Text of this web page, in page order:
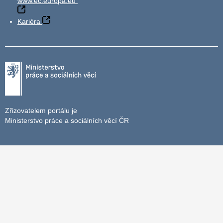
Kariéra
Zřizovatelem portálu je
Ministerstvo práce a sociálních věcí ČR